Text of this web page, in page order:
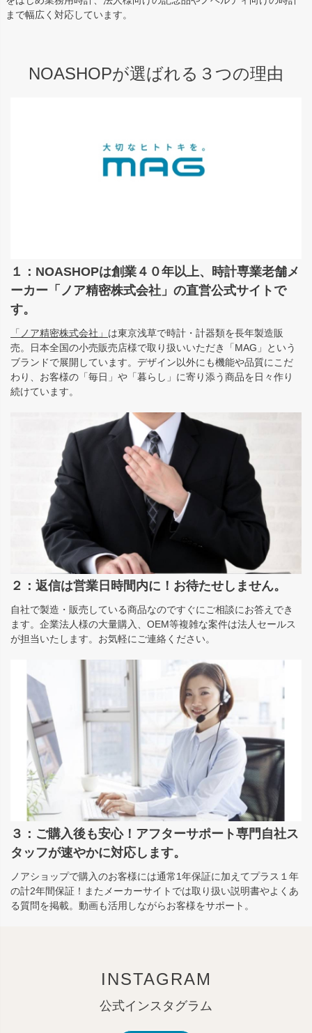
まで幅広く対応しています。
NOASHOPが選ばれる３つの理由
１：NOASHOPは創業４０年以上、時計専業老舗メ
ーカー「ノア精密株式会社」の直営公式サイトで
す。
「ノア精密株式会社」 は東京浅草で時計・計器類を長年製造販
売。日本全国の小売販売店様で取り扱いいただき「MAG」という
ブランドで展開しています。デザイン以外にも機能や品質にこだ
わり、お客様の「毎日」や「暮らし」に寄り添う商品を日々作り
続けています。
２：返信は営業日時間内に！お待たせしません。
自社で製造・販売している商品なのですぐにご相談にお答えでき
ます。企業法人様の大量購入、OEM等複雑な案件は法人セールス
が担当いたします。お気軽にご連絡ください。
３：ご購入後も安心！アフターサポート専門自社ス
タッフが速やかに対応します。
ノアショップで購入のお客様には通常1年保証に加えてプラス１年
の計2年間保証！またメーカーサイトでは取り扱い説明書やよくあ
る質問を掲載。動画も活用しながらお客様をサポート。
INSTAGRAM
公式インスタグラム